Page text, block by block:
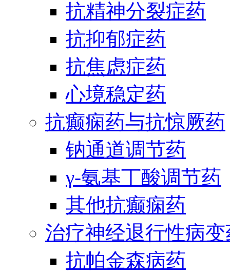
抗精神分裂症药
抗抑郁症药
抗焦虑症药
心境稳定药
抗癫痫药与抗惊厥药
钠通道调节药
γ-氨基丁酸调节药
其他抗癫痫药
治疗神经退行性病
抗帕金森病药